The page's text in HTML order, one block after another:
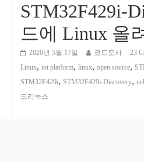
STM32F429i-
드에 Linux 올
2020년 5월 17일 코드도사 23
Linux, iot platform, linux, open source,
STM32F429i, STM32F429i-Discovery,
드리눅스